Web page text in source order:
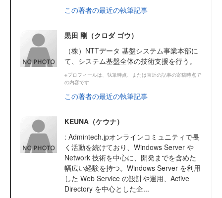
この著者の最近の執筆記事
黒田 剛（クロダ ゴウ）
（株）NTTデータ 基盤システム事業本部に
て、システム基盤全体の技術支援を行う。
※プロフィールは、執筆時点、または直近の記事の寄稿時点で
の内容です
この著者の最近の執筆記事
KEUNA（ケウナ）
: Admintech.jpオンラインコミュニティで長
く活動を続けており、Windows Server や
Network 技術を中心に、開発までを含めた
幅広い経験を持つ。Windows Server を利用
した Web Service の設計や運用、Active
Directory を中心とした企...